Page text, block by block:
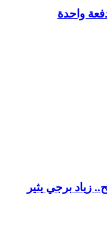
واحدة
زياد برجي يثير